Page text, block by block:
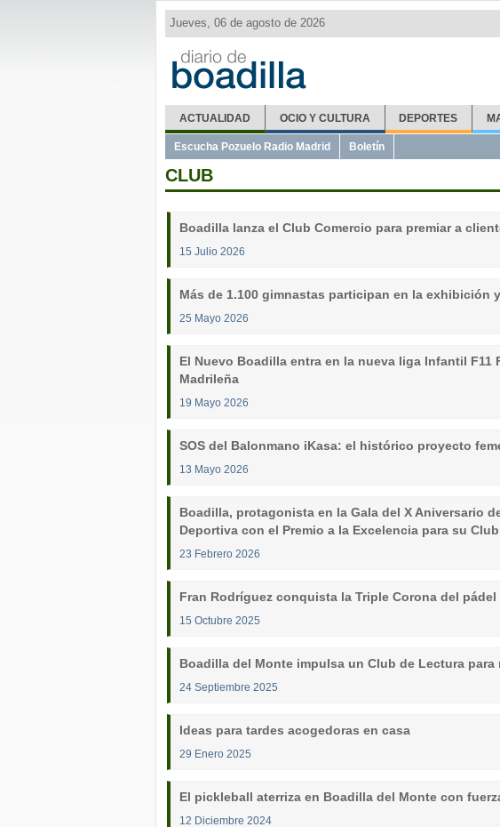
Jueves, 06 de agosto de 2026
ACTUALIDAD OCIO Y CULTURA DEPORTES
Escucha Pozuelo Radio Madrid Boletín
CLUB
Boadilla lanza el Club Comercio para premiar a
15 Julio 2026
Más de 1.100 gimnastas participan en la exhibición
25 Mayo 2026
El Nuevo Boadilla entra en la nueva liga Infantil F11
Madrileña
19 Mayo 2026
SOS del Balonmano iKasa: el histórico proyecto
13 Mayo 2026
Boadilla, protagonista en la Gala del X Aniversario
Deportiva con el Premio a la Excelencia para su
23 Febrero 2026
Fran Rodríguez conquista la Triple Corona del
15 Octubre 2025
Boadilla del Monte impulsa un Club de Lectura para
24 Septiembre 2025
Ideas para tardes acogedoras en casa
29 Enero 2025
El pickleball aterriza en Boadilla del Monte con
12 Diciembre 2024